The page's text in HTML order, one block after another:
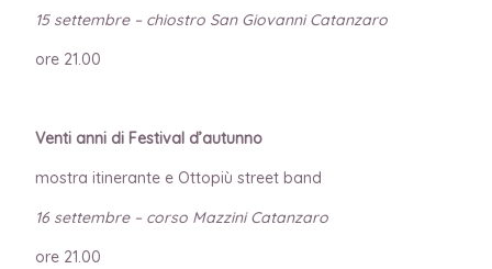
15 settembre – chiostro San Giovanni Catanzaro
ore 21.00
Venti anni di Festival d’autunno
mostra itinerante e Ottopiù street band
16 settembre – corso Mazzini Catanzaro
ore 21.00